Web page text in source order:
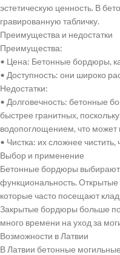
эстетическую ценность. В
гравированную табличку.
Преимущества и недостатки
Преимущества:
• Цена: Бетонные бордюры,
• Доступность: они широко
Недостатки:
• Долговечность: бетонные
быстрее гранитных,
водопоглощением, что может
• Чистка: их сложнее
Выбор и применение
Бетонные бордюры выбирают
функциональность.
которые часто посещают
Закрытые бордюры больше
много времени на уход за
Возможности в Латвии
В Латвии бетонные